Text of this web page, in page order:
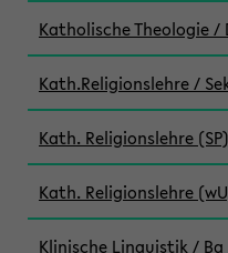
Katholische Theologie /
Kath.Religionslehre /
Kath. Religionslehre
Kath. Religionslehre
Klinische Linguistik / Ba